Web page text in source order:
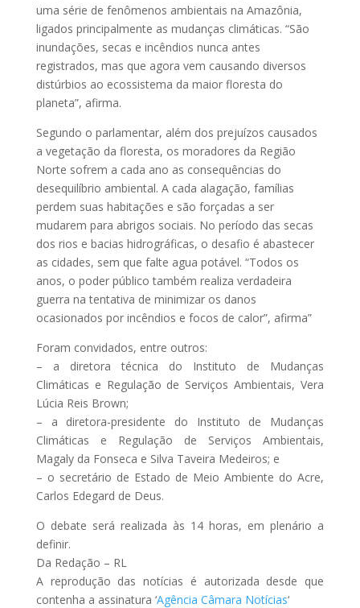
uma série de fenômenos ambientais na Amazônia,
ligados principalmente as mudanças climáticas. “São
inundações, secas e incêndios nunca antes
registrados, mas que agora vem causando diversos
distúrbios ao ecossistema da maior floresta do
planeta”, afirma.
Segundo o parlamentar, além dos prejuízos causados
a vegetação da floresta, os moradores da Região
Norte sofrem a cada ano as consequências do
desequilíbrio ambiental. A cada alagação, famílias
perdem suas habitações e são forçadas a ser
mudarem para abrigos sociais. No período das secas
dos rios e bacias hidrográficas, o desafio é abastecer
as cidades, sem que falte agua potável. “Todos os
anos, o poder público também realiza verdadeira
guerra na tentativa de minimizar os danos
ocasionados por incêndios e focos de calor”, afirma”
Foram convidados, entre outros:
– a diretora técnica do Instituto de Mudanças
Climáticas e Regulação de Serviços Ambientais, Vera
Lúcia Reis Brown;
– a diretora-presidente do Instituto de Mudanças
Climáticas e Regulação de Serviços Ambientais,
Magaly da Fonseca e Silva Taveira Medeiros; e
– o secretário de Estado de Meio Ambiente do Acre,
Carlos Edegard de Deus.
O debate será realizada às 14 horas, em plenário a
definir.
Da Redação – RL
A reprodução das notícias é autorizada desde que
contenha a assinatura ‘Agência Câmara Notícias‘